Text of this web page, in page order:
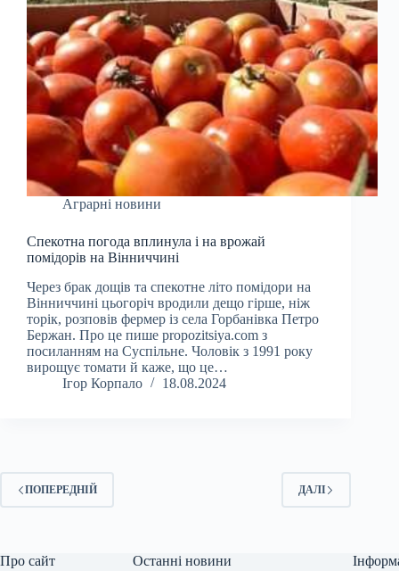
Аграрні новини
Спекотна погода вплинула і на врожай
помідорів на Вінниччині
Через брак дощів та спекотне літо помідори на
Вінниччині цьогоріч вродили дещо гірше, ніж
торік, розповів фермер із села Горбанівка Петро
Бержан. Про це пише propozitsiya.com з
посиланням на Суспільне. Чоловік з 1991 року
вирощує томати й каже, що це…
Ігор Корпало
18.08.2024
ПОПЕРЕДНІЙ ДАЛІ
Про сайт Останні новини